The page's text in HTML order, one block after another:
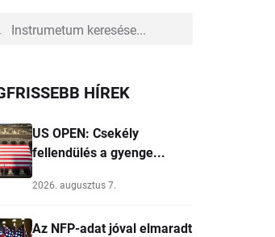
HÍREK
US OPEN: Csekély
fellendülés a gyenge...
2026. augusztus 7.
Az NFP-adat jóval elmaradt